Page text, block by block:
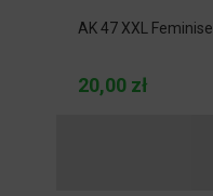
AK 47 XXL Feminise
20,00 zł